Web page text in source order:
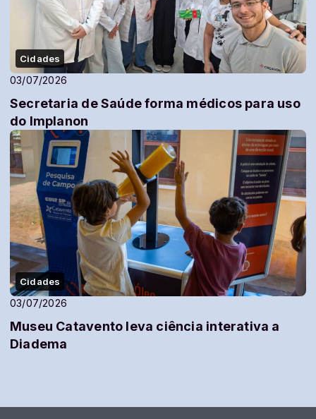
Cidades
03/07/2026
Secretaria de Saúde forma médicos para uso
do Implanon
Cidades
03/07/2026
Museu Catavento leva ciência interativa a
Diadema